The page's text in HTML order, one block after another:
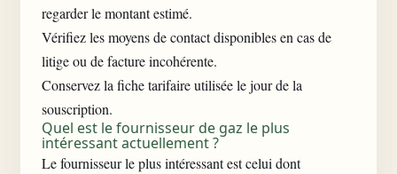
regarder le montant estimé.
Vérifiez les moyens de contact disponibles en cas de
litige ou de facture incohérente.
Conservez la fiche tarifaire utilisée le jour de la
souscription.
Quel est le fournisseur de gaz le plus
intéressant actuellement ?
Le fournisseur le plus intéressant est celui dont